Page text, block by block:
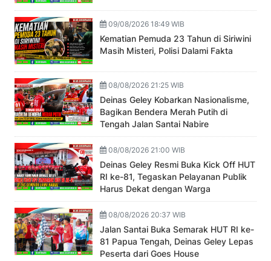
09/08/2026 18:49 WIB
Kematian Pemuda 23 Tahun di Siriwini
Masih Misteri, Polisi Dalami Fakta
08/08/2026 21:25 WIB
Deinas Geley Kobarkan Nasionalisme,
Bagikan Bendera Merah Putih di
Tengah Jalan Santai Nabire
08/08/2026 21:00 WIB
Deinas Geley Resmi Buka Kick Off HUT
RI ke-81, Tegaskan Pelayanan Publik
Harus Dekat dengan Warga
08/08/2026 20:37 WIB
Jalan Santai Buka Semarak HUT RI ke-
81 Papua Tengah, Deinas Geley Lepas
Peserta dari Goes House